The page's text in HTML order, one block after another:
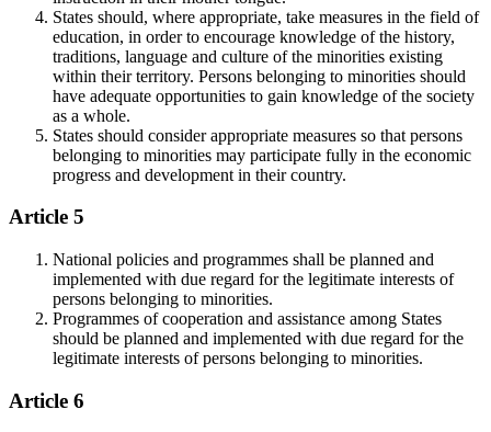
States should, where appropriate, take measures in the field of
education, in order to encourage knowledge of the history,
traditions, language and culture of the minorities existing
within their territory. Persons belonging to minorities should
have adequate opportunities to gain knowledge of the society
as a whole.
States should consider appropriate measures so that persons
belonging to minorities may participate fully in the economic
progress and development in their country.
Article 5
National policies and programmes shall be planned and
implemented with due regard for the legitimate interests of
persons belonging to minorities.
Programmes of cooperation and assistance among States
should be planned and implemented with due regard for the
legitimate interests of persons belonging to minorities.
Article 6